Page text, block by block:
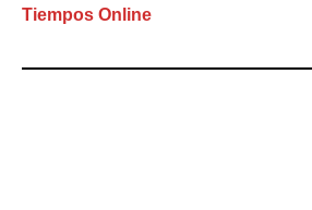
Tiempos Online